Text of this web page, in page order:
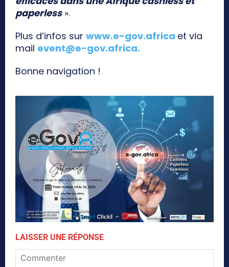
paperless».
Plus d’infos sur www.e-gov.africa et via
mail event@e-gov.africa.
Bonne navigation !
LAISSER UNE RÉPONSE